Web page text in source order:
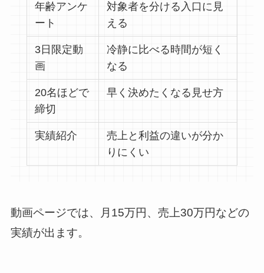
年齢アンケ
ート
対象者を分ける入口に見
える
3日限定動
画
冷静に比べる時間が短く
なる
20名ほどで
締切
早く決めたくなる見せ方
実績紹介
売上と利益の違いが分か
りにくい
動画ページでは、月15万円、売上30万円などの
実績が出ます。